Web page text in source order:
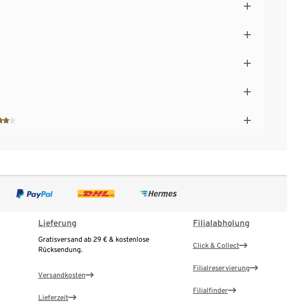
Lieferung
Gratisversand ab 29 € & kostenlose
Rücksendung.
Versandkosten
Lieferzeit
Filialabholung
Click & Collect
Filialreservierung
Filialfinder